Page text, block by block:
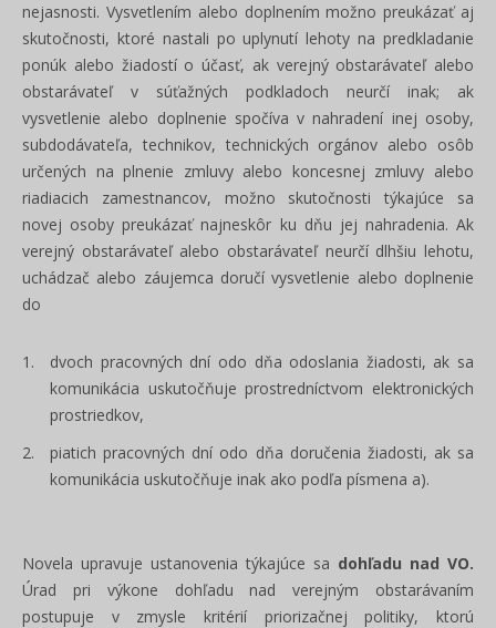
nejasnosti. Vysvetlením alebo doplnením možno preukázať aj
skutočnosti, ktoré nastali po uplynutí lehoty na predkladanie
ponúk alebo žiadostí o účasť, ak verejný obstarávateľ alebo
obstarávateľ v súťažných podkladoch neurčí inak; ak
vysvetlenie alebo doplnenie spočíva v nahradení inej osoby,
subdodávateľa, technikov, technických orgánov alebo osôb
určených na plnenie zmluvy alebo koncesnej zmluvy alebo
riadiacich zamestnancov, možno skutočnosti týkajúce sa
novej osoby preukázať najneskôr ku dňu jej nahradenia. Ak
verejný obstarávateľ alebo obstarávateľ neurčí dlhšiu lehotu,
uchádzač alebo záujemca doručí vysvetlenie alebo doplnenie
do
dvoch pracovných dní odo dňa odoslania žiadosti, ak sa
komunikácia uskutočňuje prostredníctvom elektronických
prostriedkov,
piatich pracovných dní odo dňa doručenia žiadosti, ak sa
komunikácia uskutočňuje inak ako podľa písmena a).
Novela upravuje ustanovenia týkajúce sa dohľadu nad VO.
Úrad pri výkone dohľadu nad verejným obstarávaním
postupuje v zmysle kritérií priorizačnej politiky, ktorú